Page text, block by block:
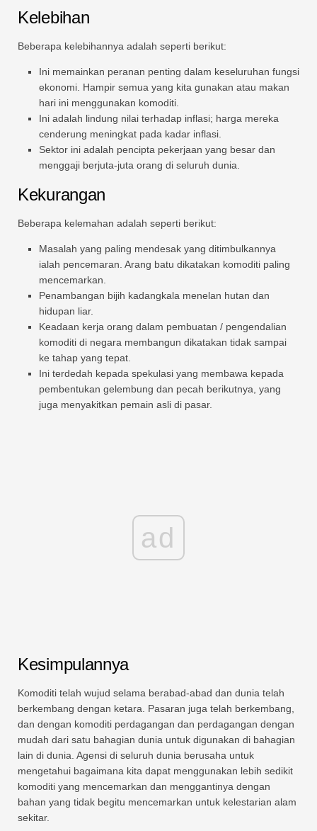
Kelebihan
Beberapa kelebihannya adalah seperti berikut:
Ini memainkan peranan penting dalam keseluruhan fungsi
ekonomi. Hampir semua yang kita gunakan atau makan
hari ini menggunakan komoditi.
Ini adalah lindung nilai terhadap inflasi; harga mereka
cenderung meningkat pada kadar inflasi.
Sektor ini adalah pencipta pekerjaan yang besar dan
menggaji berjuta-juta orang di seluruh dunia.
Kekurangan
Beberapa kelemahan adalah seperti berikut:
Masalah yang paling mendesak yang ditimbulkannya
ialah pencemaran. Arang batu dikatakan komoditi paling
mencemarkan.
Penambangan bijih kadangkala menelan hutan dan
hidupan liar.
Keadaan kerja orang dalam pembuatan / pengendalian
komoditi di negara membangun dikatakan tidak sampai
ke tahap yang tepat.
Ini terdedah kepada spekulasi yang membawa kepada
pembentukan gelembung dan pecah berikutnya, yang
juga menyakitkan pemain asli di pasar.
ad
Kesimpulannya
Komoditi telah wujud selama berabad-abad dan dunia telah
berkembang dengan ketara. Pasaran juga telah berkembang,
dan dengan komoditi perdagangan dan perdagangan dengan
mudah dari satu bahagian dunia untuk digunakan di bahagian
lain di dunia. Agensi di seluruh dunia berusaha untuk
mengetahui bagaimana kita dapat menggunakan lebih sedikit
komoditi yang mencemarkan dan menggantinya dengan
bahan yang tidak begitu mencemarkan untuk kelestarian alam
sekitar.